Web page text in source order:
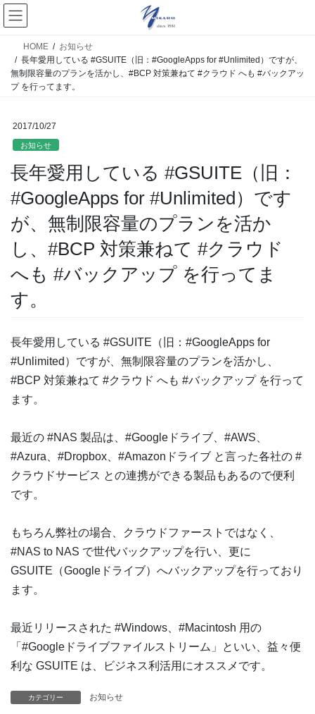
HOME
お知らせ
長年愛用している #GSUITE（旧：#GoogleApps for #Unlimited）ですが、
無制限容量のプランを活かし、#BCP 対策兼ねて #クラウド へも #バックアッ
プ を行ってます。
2017/10/27
お知らせ
長年愛用している #GSUITE（旧：
#GoogleApps for #Unlimited）です
が、無制限容量のプランを活か
し、#BCP 対策兼ねて #クラウド
へも #バックアップ を行ってま
す。
長年愛用している #GSUITE（旧：#GoogleApps for
#Unlimited）ですが、無制限容量のプランを活かし、
#BCP 対策兼ねて #クラウド へも #バックアップ を行って
ます。
最近の #NAS 製品は、#Googleドライブ、#AWS、
#Azura、#Dropbox、#Amazonドライブ と言った各社の #
クラウドサービス との連携ができる製品もあるので便利
です。
もちろん弊社の場合、クラウドファーストではなく、
#NAS to NAS で世代バックアップを行い、更に
GSUITE（Googleドライブ）へバックアップを行っており
ます。
最近リリースされた #Windows、#Macintosh 用の
「#Googleドライブファイルストリーム」といい、益々便
利な GSUITE は、ビジネス利活用にオススメです。
カテゴリー お知らせ